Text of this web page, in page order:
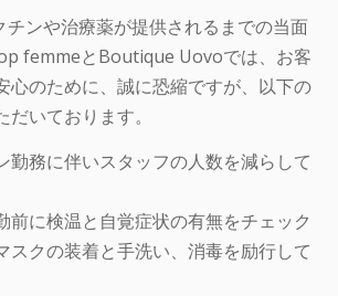
チンや治療薬が提供されるまでの当面
femmeとBoutique Uovoでは、お客
心のために、誠に恐縮ですが、以下の
いております。
勤務に伴いスタッフの人数を減らして
前に検温と自覚症状の有無をチェック
スクの装着と手洗い、消毒を励行して